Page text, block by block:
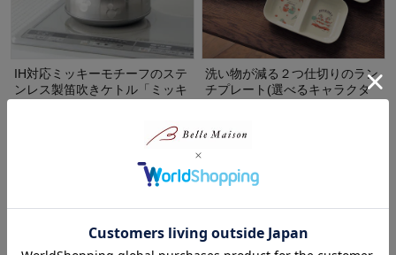
IH対応ミッキーモチーフのステ
ンレス製笛吹きケトル「ミッキ
洗い物が減る２つ仕切りのラン
チプレート(選べるキャラクタ
ディズニー/Disney
¥1,831（税込）